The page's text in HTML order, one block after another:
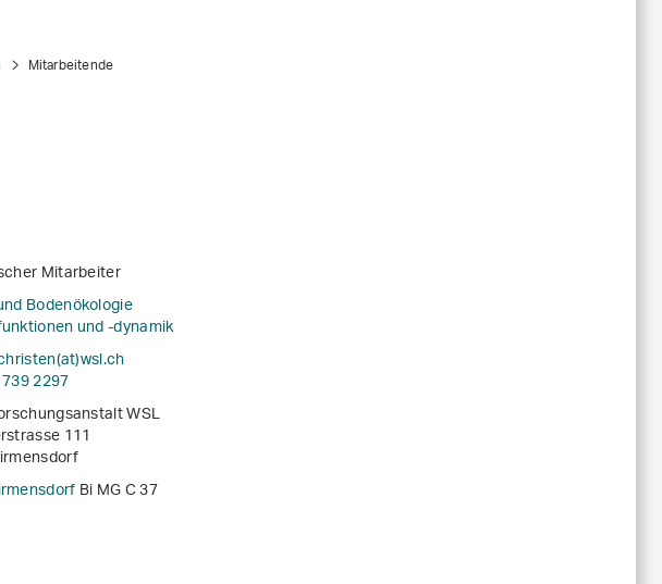
Mitarbeitende
Mitarbeiter
Bodenökologie
und -dynamik
.ch
2297
WSL
111
Bi MG C 37